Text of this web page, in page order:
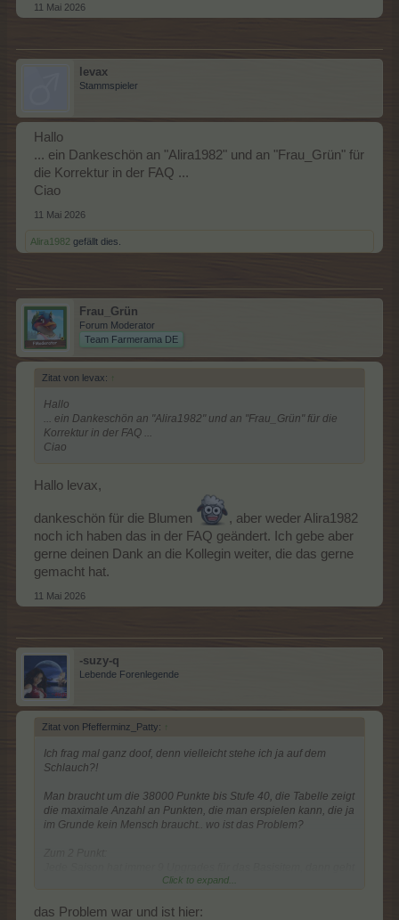
11 Mai 2026
levax
Stammspieler
Hallo
... ein Dankeschön an "Alira1982" und an "Frau_Grün" für
die Korrektur in der FAQ ...
Ciao
11 Mai 2026
Alira1982 gefällt dies.
Frau_Grün
Forum Moderator
Team Farmerama DE
Zitat von levax: ↑
Hallo
... ein Dankeschön an "Alira1982" und an "Frau_Grün" für die
Korrektur in der FAQ ...
Ciao
Hallo levax,
dankeschön für die Blumen
, aber weder Alira1982
noch ich haben das in der FAQ geändert. Ich gebe aber
gerne deinen Dank an die Kollegin weiter, die das gerne
gemacht hat.
11 Mai 2026
-suzy-q
Lebende Forenlegende
Zitat von Pfefferminz_Patty: ↑
Ich frag mal ganz doof, denn vielleicht stehe ich ja auf dem
Schlauch?!
Man braucht um die 38000 Punkte bis Stufe 40, die Tabelle zeigt
die maximale Anzahl an Punkten, die man erspielen kann, die ja
im Grunde kein Mensch braucht.. wo ist das Problem?
die neue Reihe los. Ergo 9 Saisons, dann ist die Reihe durch.
Click to expand...
das Problem war und ist hier: